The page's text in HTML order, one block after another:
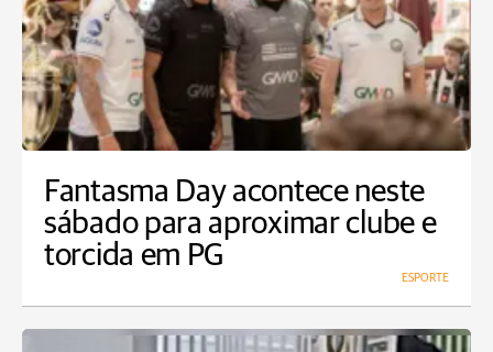
Fantasma Day acontece neste
sábado para aproximar clube e
torcida em PG
ESPORTE